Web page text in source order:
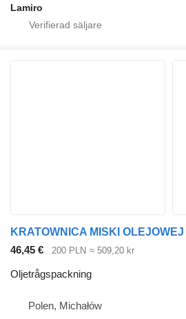
Lamiro
46,45 € 200 PLN ≈ 509,20 kr
Oljetrågspackning
Polen, Michałów